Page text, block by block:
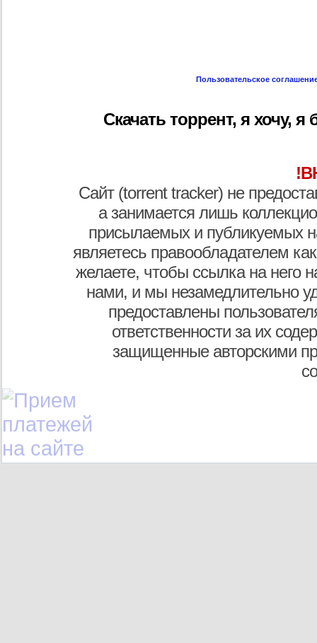
Пользовательское
Скачать торрент, я хочу, я
Сайт (torrent tracker) не
а занимается лишь
присылаемых и публикуемых
являетесь правообладателем
желаете, чтобы ссылка на него
нами, и мы незамедлительно
предоставлены
ответственности за их
защищенные авторскими